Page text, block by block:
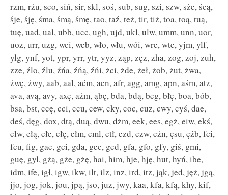
rzm, rżu, seo, siń, sir, skl, soś, sub, sug, szi, szw, sże, ścą,
śje, śję, śma, śmą, śmę, tao, taź, też, tir, tiż, toa, toą, tuą,
tuę, uad, ual, ubb, ucc, ugh, ujd, ukl, ulw, umm, unn, uor,
uoz, urr, uzg, wci, web, wło, włu, wói, wre, wte, yjm, ylf,
ylg, ynf, yot, ypr, yrr, ytr, yyz, ząp, zęz, zha, zog, zoj, zuh,
zze, źlo, źlu, źńa, źńą, źńi, żci, żde, żeł, żob, żut, żwa,
żwę, żwy, aab, aal, aćm, aen, afr, agg, amg, apn, aśm, atz,
ava, avą, avy, axę, ażm, ąbę, bda, bdą, beg, błę, boa, bób,
bsa, bst, ccę, cci, ccu, cew, cky, coc, cuz, cwy, cyś, dae,
deś, dęg, dox, dtą, duą, dwu, dżm, eek, ees, egż, eiw, ekś,
elw, ełą, ełe, ełę, ełm, eml, etł, ezd, ezw, eżn, ęsu, ęźb, fci,
fcu, fig, gae, gci, gda, gec, ged, gfa, gfo, gfy, giś, gmi,
guę, gyl, gżą, gże, gżę, hai, him, hje, hję, hut, hyń, ibe,
idm, ife, igł, igw, ikw, ilt, ilz, inz, ird, itz, jąk, jed, jęż, jgą,
jjo, jog, jok, jou, jpą, jso, juz, jwy, kaa, kfa, kfą, khy, kif,